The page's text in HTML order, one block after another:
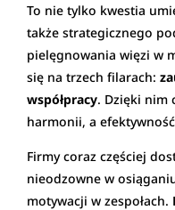
To nie tylko kwestia
także strategicznego
pielęgnowania więzi w
się na trzech filarach:
współpracy. Dzięki nim
harmonii, a
Firmy coraz częściej
nieodzowne w
motywacji w zespołach.